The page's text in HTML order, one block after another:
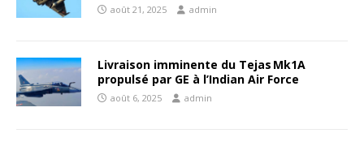
août 21, 2025 admin
Livraison imminente du Tejas Mk1A
propulsé par GE à l’Indian Air Force
août 6, 2025 admin